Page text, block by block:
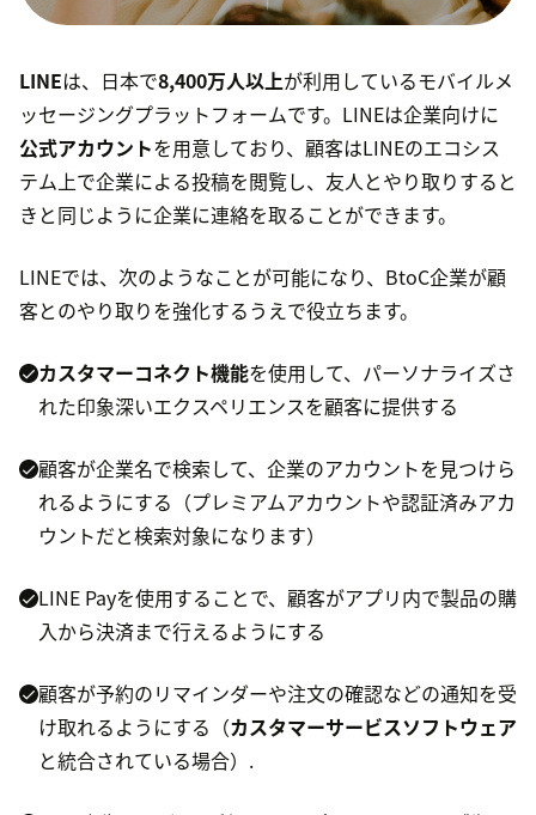
LINEは、日本で8,400万人以上が利用しているモバイルメ
ッセージングプラットフォームです。LINEは企業向けに
公式アカウントを用意しており、顧客はLINEのエコシス
テム上で企業による投稿を閲覧し、友人とやり取りすると
きと同じように企業に連絡を取ることができます。
LINEでは、次のようなことが可能になり、BtoC企業が顧
客とのやり取りを強化するうえで役立ちます。
カスタマーコネクト機能を使用して、パーソナライズさ
れた印象深いエクスペリエンスを顧客に提供する
顧客が企業名で検索して、企業のアカウントを見つけら
れるようにする（プレミアムアカウントや認証済みアカ
ウントだと検索対象になります）
LINE Payを使用することで、顧客がアプリ内で製品の購
入から決済まで行えるようにする
顧客が予約のリマインダーや注文の確認などの通知を受
け取れるようにする（カスタマーサービスソフトウェア
と統合されている場合）.